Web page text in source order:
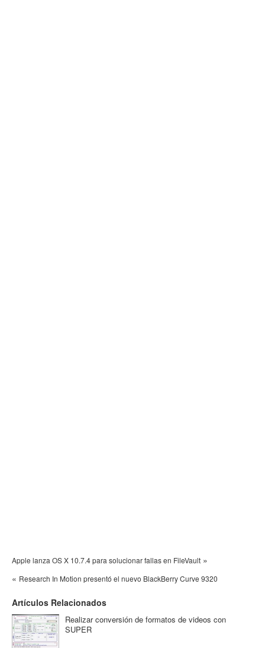
Apple lanza OS X 10.7.4 para solucionar fallas en FileVault »
« Research In Motion presentó el nuevo BlackBerry Curve 9320
Artículos Relacionados
Realizar conversión de formatos de videos con
SUPER